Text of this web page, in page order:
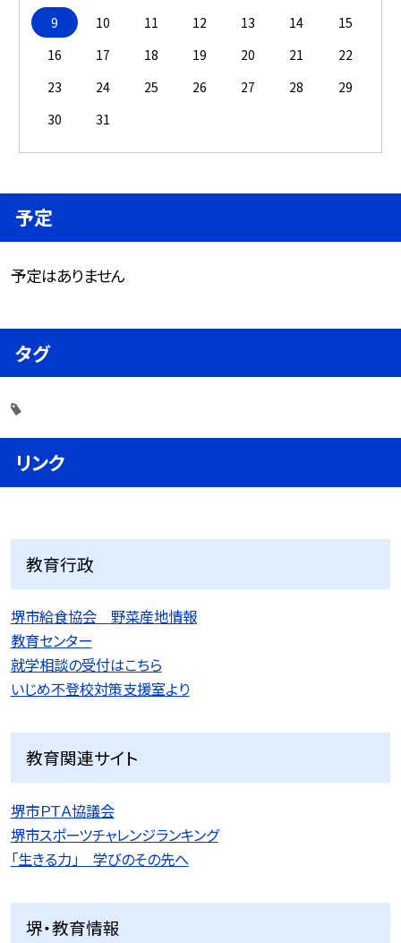
9
10 11 12 13 14
15
16
17 18 19 20 21
22
23
24 25 26 27 28
29
30
31
予定
予定はありません
タグ
リンク
教育行政
堺市給食協会 野菜産地情報
教育センター
就学相談の受付はこちら
いじめ不登校対策支援室より
教育関連サイト
堺市ＰＴＡ協議会
堺市スポーツチャレンジランキング
「生きる力」 学びのその先へ
堺・教育情報